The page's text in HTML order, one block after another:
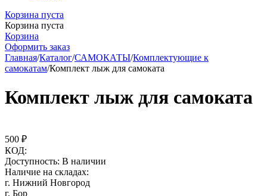
Корзина пуста
Корзина пуста
Корзина
Оформить заказ
Главная/Каталог/САМОКАТЫ/Комплектующие к
самокатам/Комплект лыж для самоката
Комплект лыж для самоката
500 ₽
КОД:
Доступность: В наличии
Наличие на складах:
г. Нижний Новгород
г. Бор